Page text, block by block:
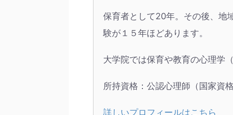
保育者として20年。その後、地
験が１５年ほどあります。
大学院では保育や教育の心理学
所持資格：公認心理師（国家資
詳しいプロフィールはこちら